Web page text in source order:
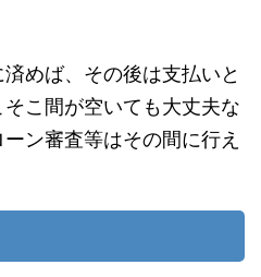
めば、その後は支払いと
こ間が空いても大丈夫な
ン審査等はその間に行え